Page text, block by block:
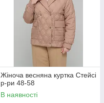
Жіноча весняна куртка Стейсі
р-ри 48-58
В наявності